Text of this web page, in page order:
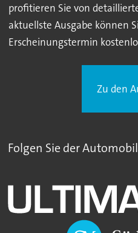
profitieren Sie von
aktuellste Ausgabe können
Erscheinungstermin
Zu den
Folgen Sie der